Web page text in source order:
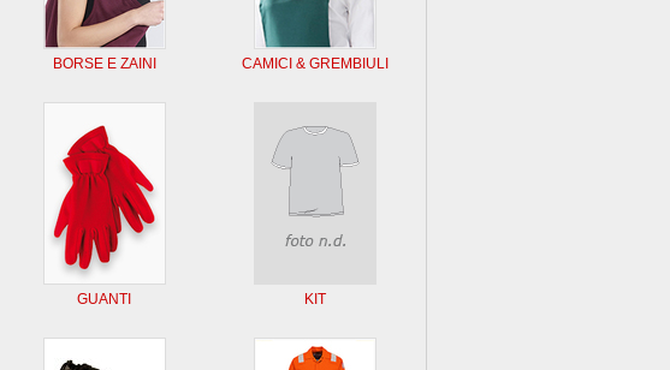
BORSE E ZAINI CAMICI & GREMBIULI
GUANTI KIT